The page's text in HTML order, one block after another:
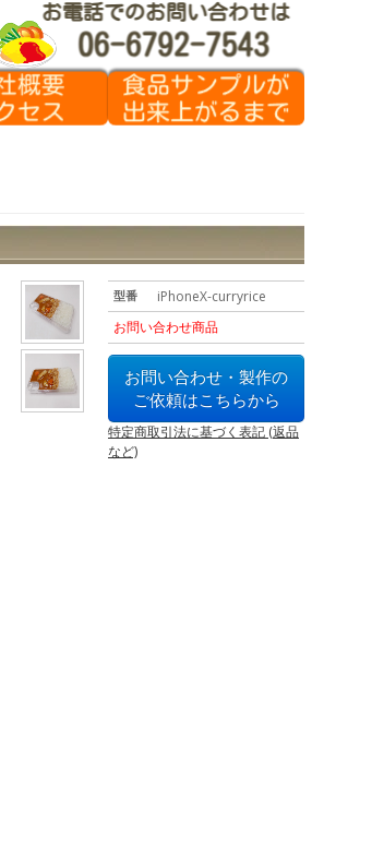
型番
iPhoneX-curryrice
お問い合わせ商品
お問い合わせ・製作の
ご依頼はこちらから
特定商取引法に基づく表記 (返品
など)